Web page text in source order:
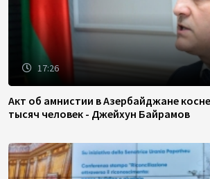
17:26
Акт об амнистии в Азербайджане
тысяч человек - Джейхун Байрамов